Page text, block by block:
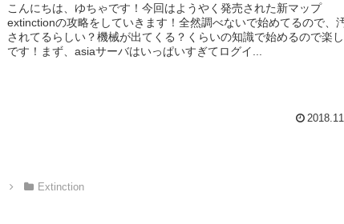
こんにちは、ゆちゃです！今回はようやく発売された新マップ
extinctionの攻略をしていきます！全然調べないで始めてるので、
されてるらしい？機械が出てくる？くらいの知識で始めるので楽
です！まず、asiaサーバはいっぱいすぎてログイ...
Extinction